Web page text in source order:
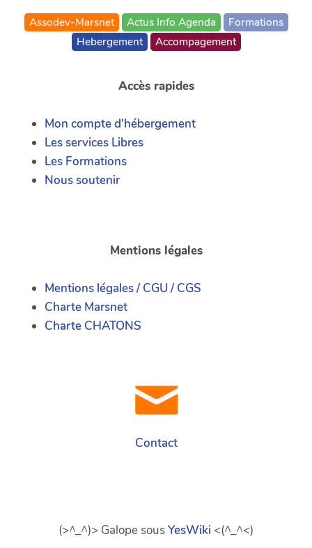
Assodev-Marsnet Actus Info Agenda
Formations
Hebergement
Accompagement
Accès rapides
Mon compte d'hébergement
Les services Libres
Les Formations
Nous soutenir
Mentions légales
Mentions légales / CGU / CGS
Charte Marsnet
Charte CHATONS
Contact
(>^_^)> Galope sousYesWiki <(^_^<)